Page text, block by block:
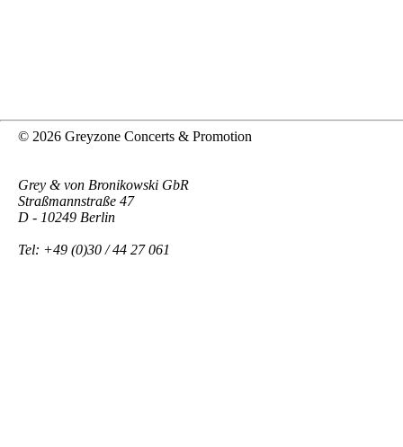
© 2026 Greyzone Concerts & Promotion
Grey & von Bronikowski GbR
Straßmannstraße 47
D - 10249 Berlin
Tel: +49 (0)30 / 44 27 061